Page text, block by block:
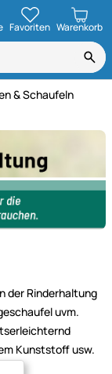
Favoriten Warenkorb
& Schaufeln
der Rinderhaltung
uvm.
Kunststoff usw.